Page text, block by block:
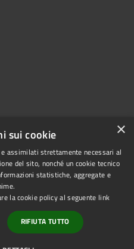
Copyright © 2025 Comune di
Montecatini Terme
Powered byMunicipium
Accesso redazione
×
sui cookie
assimilati strettamente necessari al
del sito, nonché un cookie tecnico
statistiche, aggregate e
la cookie policy al seguente link
RIFIUTA TUTTO